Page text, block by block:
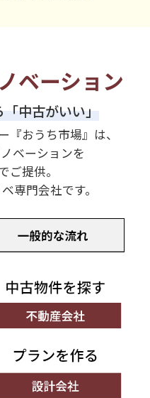
ベーション
中古がいい」
『おうち市場』は、
ベーションを
ご提供。
専門会社です。